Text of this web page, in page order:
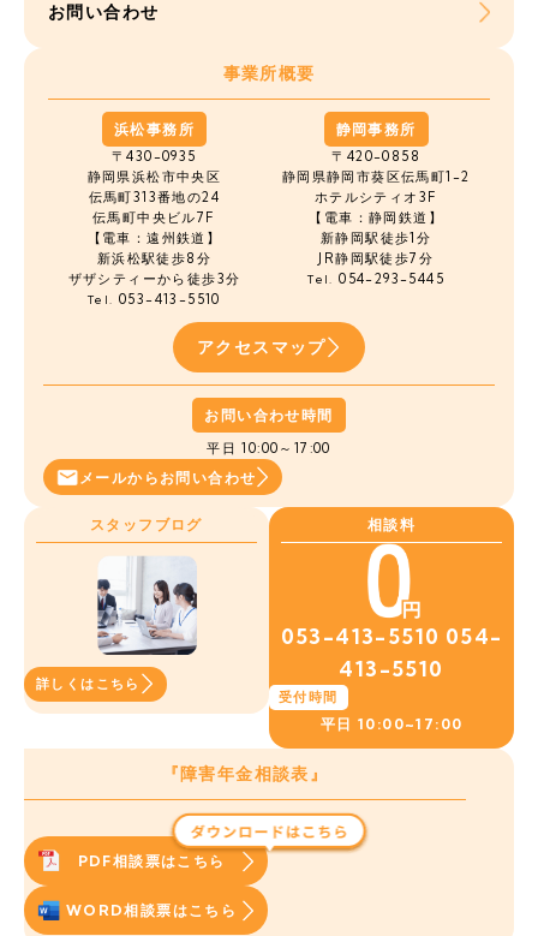
お問い合わせ
事業所概要
浜松事務所
〒430-0935
静岡県浜松市中央区
伝馬町313番地の24
伝馬町中央ビル7F
【電車：遠州鉄道】
新浜松駅徒歩8分
ザザシティーから徒歩3分
Tel. 053-413-5510
静岡事務所
〒420-0858
静岡県静岡市葵区伝馬町1-2
ホテルシティオ3F
【電車：静岡鉄道】
新静岡駅徒歩1分
JR静岡駅徒歩7分
Tel. 054-293-5445
アクセスマップ
お問い合わせ時間
平日 10:00～17:00
メールから お問い合わせ
スタッフブログ
詳しくはこちら
相談料
053-413-5510 054-
413-5510
受付時間
平日 10:00~17:00
『障害年金相談表』
PDF相談票はこちら
WORD相談票はこちら